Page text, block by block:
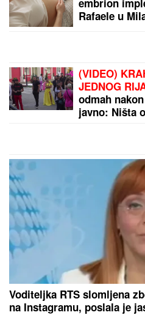
Rafaele u
(VIDEO)
JEDNOG
odmah
javno: Ništa
Voditeljka RTS slomljena
na Instagramu, poslala je